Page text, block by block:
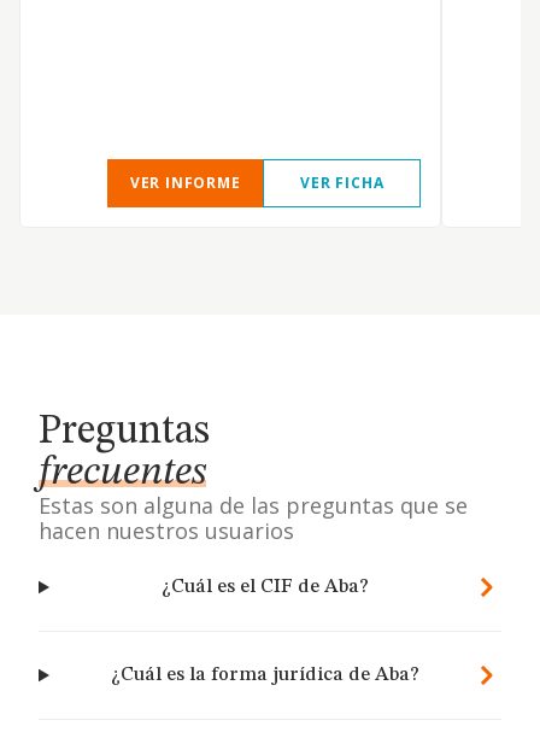
VER INFORME VER FICHA
Preguntas
frecuentes
Estas son alguna de las preguntas que se
hacen nuestros usuarios
¿Cuál es el CIF de Aba?
¿Cuál es la forma jurídica de Aba?